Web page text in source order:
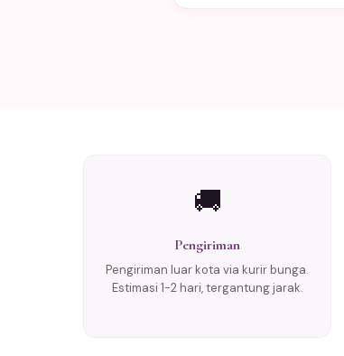
🚚
Pengiriman
Pengiriman luar kota via kurir bunga.
Estimasi 1-2 hari, tergantung jarak.